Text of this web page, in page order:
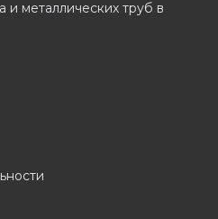
и металлических труб в